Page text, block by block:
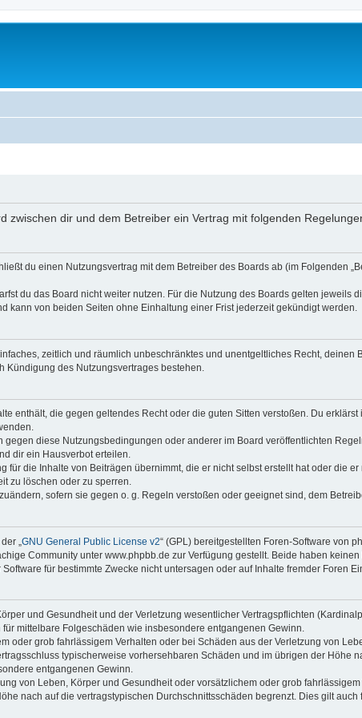
zwischen dir und dem Betreiber ein Vertrag mit folgenden
du einen Nutzungsvertrag mit dem Betreiber des Boards ab (im Folgenden
du das Board nicht weiter nutzen. Für die Nutzung des Boards gelten jeweils
kann von beiden Seiten ohne Einhaltung einer Frist jederzeit gekündigt werden.
zeitlich und räumlich unbeschränktes und unentgeltliches Recht, deinen
Kündigung des Nutzungsvertrages bestehen.
enthält, die gegen geltendes Recht oder die guten Sitten verstoßen. Du
gegen diese Nutzungsbedingungen oder anderer im Board veröffentlichten
dir ein Hausverbot erteilen.
für die Inhalte von Beiträgen übernimmt, die er nicht selbst erstellt hat oder die
zu löschen oder zu sperren.
sofern sie gegen o. g. Regeln verstoßen oder geeignet sind, dem
„ GNU General Public License v2“ (GPL) bereitgestellten Foren-Software von
Community unter www.phpbb.de zur Verfügung gestellt. Beide haben
für bestimmte Zwecke nicht untersagen oder auf Inhalte fremder Foren
und Gesundheit und der Verletzung wesentlicher Vertragspflichten
mittelbare Folgeschäden wie insbesondere entgangenen Gewinn.
oder grob fahrlässigem Verhalten oder bei Schäden aus der Verletzung von
typischerweise vorhersehbaren Schäden und im übrigen der Höhe
entgangenen Gewinn.
von Leben, Körper und Gesundheit oder vorsätzlichem oder grob
nach auf die vertragstypischen Durchschnittsschäden begrenzt. Dies gilt